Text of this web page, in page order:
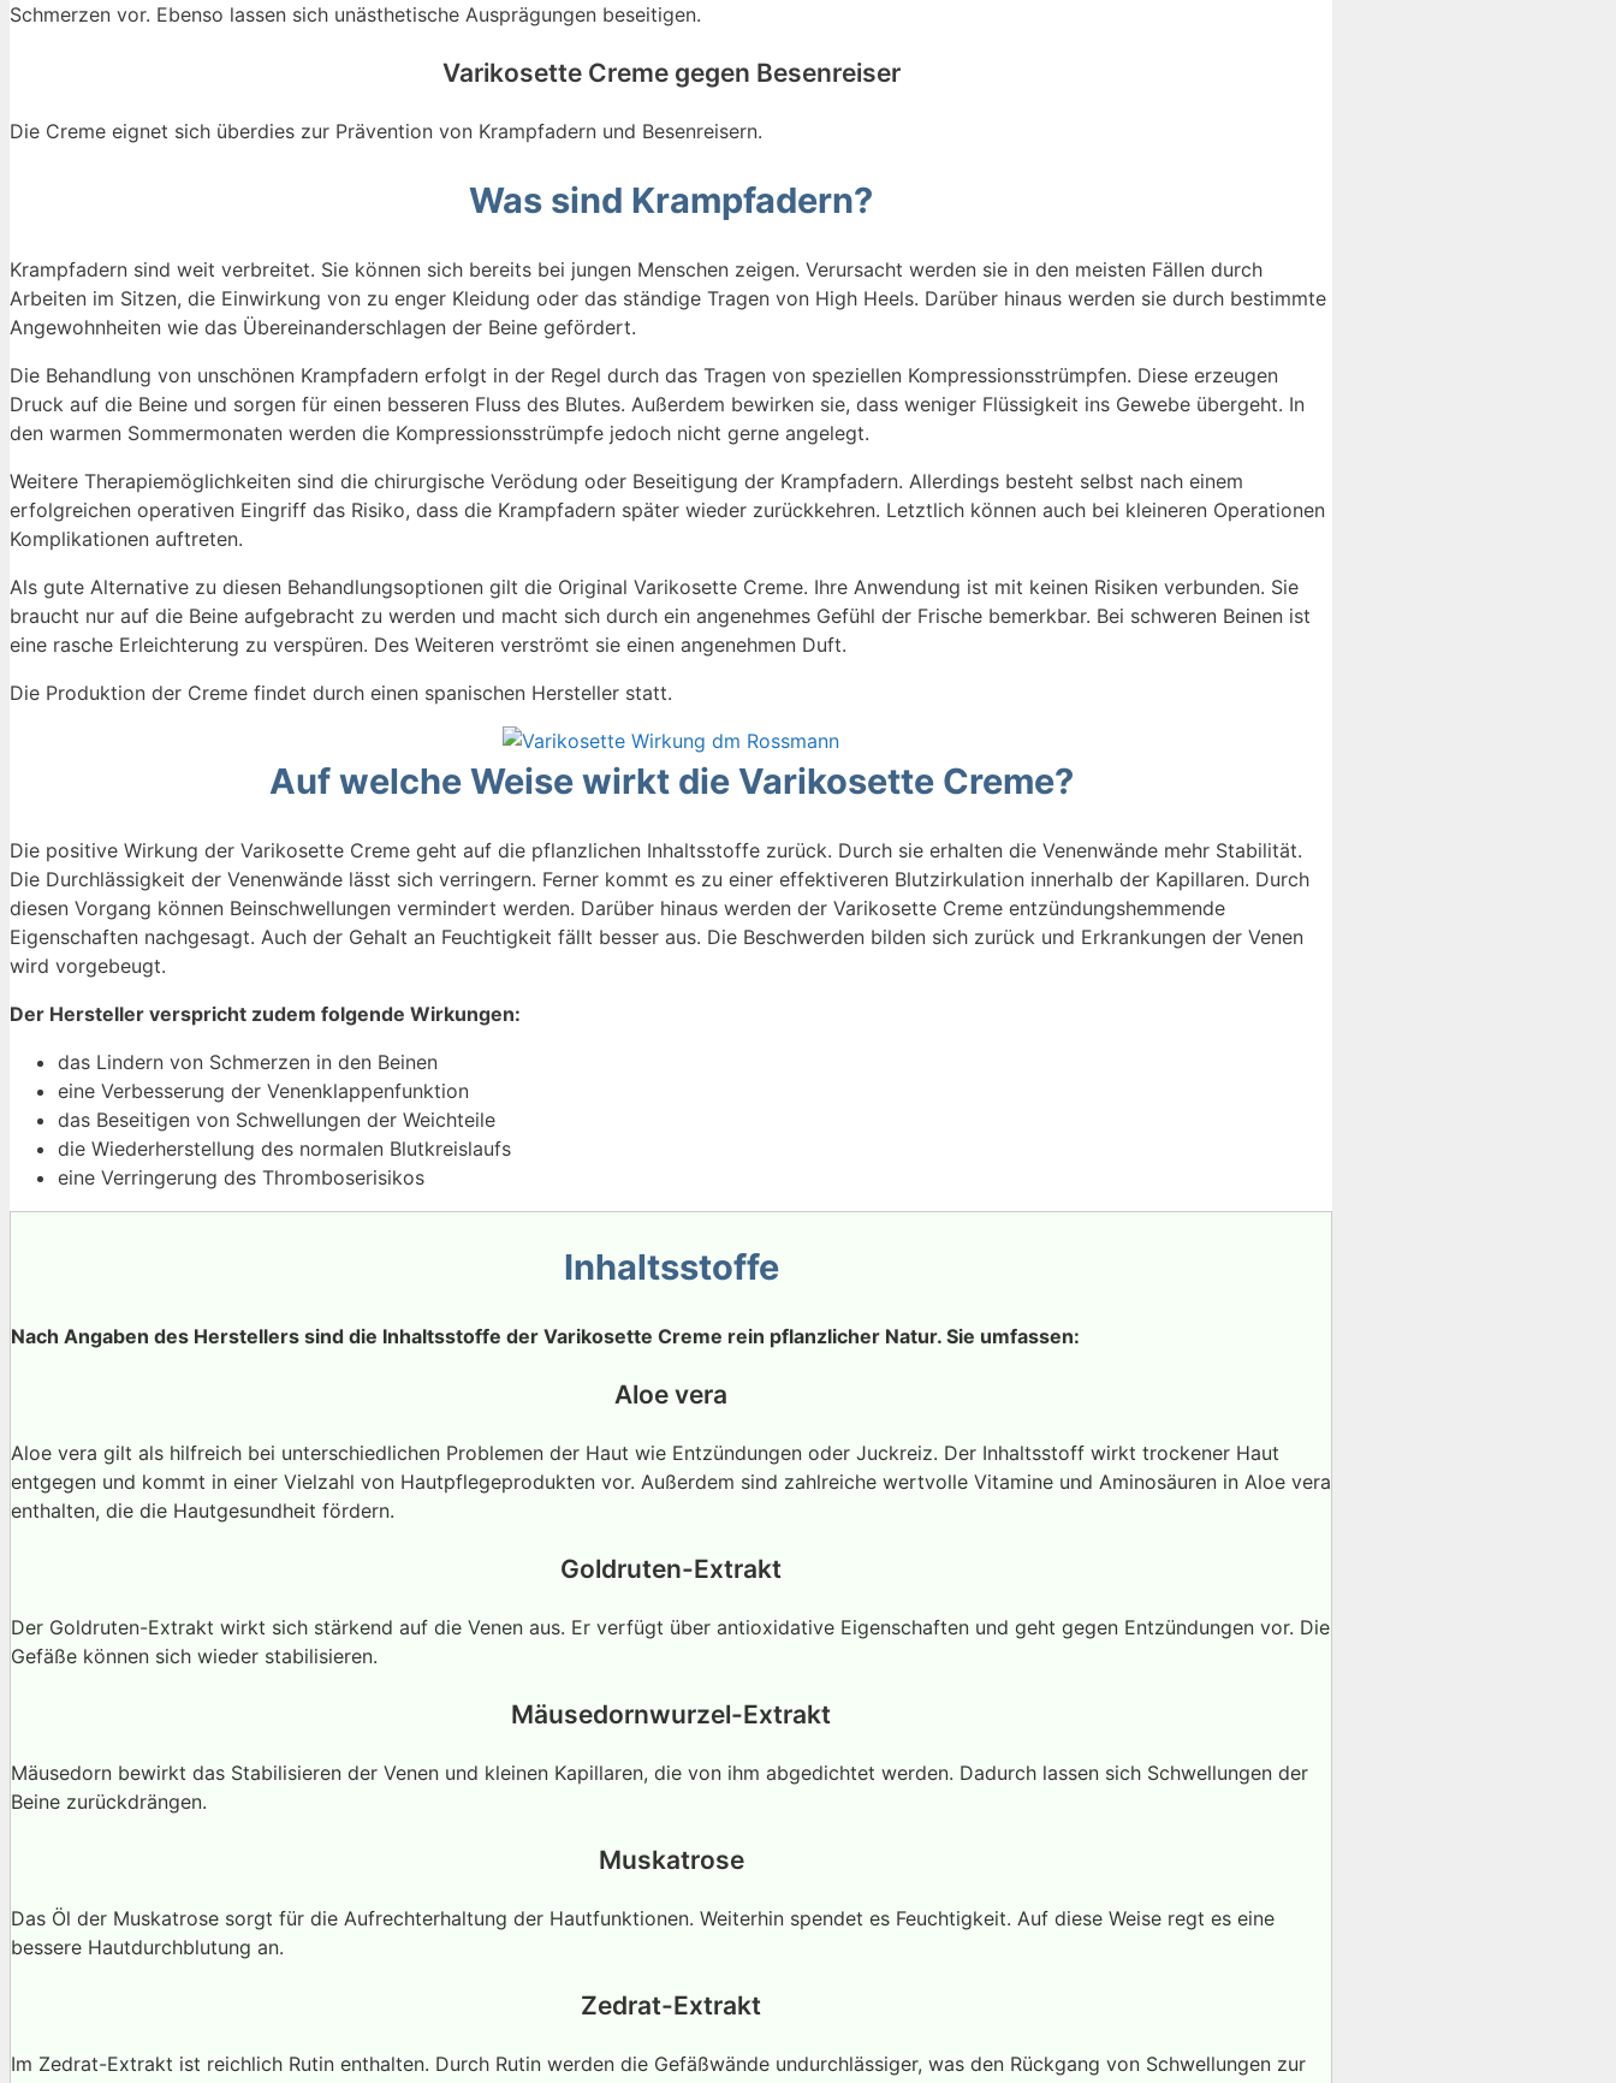
Schmerzen vor. Ebenso lassen sich unästhetische Ausprägungen beseitigen.
Varikosette Creme gegen Besenreiser
Die Creme eignet sich überdies zur Prävention von Krampfadern und Besenreisern.
Was sind Krampfadern?
Krampfadern sind weit verbreitet. Sie können sich bereits bei jungen Menschen zeigen. Verursacht werden sie in den meisten Fällen durch
Arbeiten im Sitzen, die Einwirkung von zu enger Kleidung oder das ständige Tragen von High Heels. Darüber hinaus werden sie durch bestimmte
Angewohnheiten wie das Übereinanderschlagen der Beine gefördert.
Die Behandlung von unschönen Krampfadern erfolgt in der Regel durch das Tragen von speziellen Kompressionsstrümpfen. Diese erzeugen
Druck auf die Beine und sorgen für einen besseren Fluss des Blutes. Außerdem bewirken sie, dass weniger Flüssigkeit ins Gewebe übergeht. In
den warmen Sommermonaten werden die Kompressionsstrümpfe jedoch nicht gerne angelegt.
Weitere Therapiemöglichkeiten sind die chirurgische Verödung oder Beseitigung der Krampfadern. Allerdings besteht selbst nach einem
erfolgreichen operativen Eingriff das Risiko, dass die Krampfadern später wieder zurückkehren. Letztlich können auch bei kleineren Operationen
Komplikationen auftreten.
Als gute Alternative zu diesen Behandlungsoptionen gilt die Original Varikosette Creme. Ihre Anwendung ist mit keinen Risiken verbunden. Sie
braucht nur auf die Beine aufgebracht zu werden und macht sich durch ein angenehmes Gefühl der Frische bemerkbar. Bei schweren Beinen ist
eine rasche Erleichterung zu verspüren. Des Weiteren verströmt sie einen angenehmen Duft.
Die Produktion der Creme findet durch einen spanischen Hersteller statt.
Auf welche Weise wirkt die Varikosette Creme?
Die positive Wirkung der Varikosette Creme geht auf die pflanzlichen Inhaltsstoffe zurück. Durch sie erhalten die Venenwände mehr Stabilität.
Die Durchlässigkeit der Venenwände lässt sich verringern. Ferner kommt es zu einer effektiveren Blutzirkulation innerhalb der Kapillaren. Durch
diesen Vorgang können Beinschwellungen vermindert werden. Darüber hinaus werden der Varikosette Creme entzündungshemmende
Eigenschaften nachgesagt. Auch der Gehalt an Feuchtigkeit fällt besser aus. Die Beschwerden bilden sich zurück und Erkrankungen der Venen
wird vorgebeugt.
Der Hersteller verspricht zudem folgende Wirkungen:
das Lindern von Schmerzen in den Beinen
eine Verbesserung der Venenklappenfunktion
das Beseitigen von Schwellungen der Weichteile
die Wiederherstellung des normalen Blutkreislaufs
eine Verringerung des Thromboserisikos
Inhaltsstoffe
Nach Angaben des Herstellers sind die Inhaltsstoffe der Varikosette Creme rein pflanzlicher Natur. Sie umfassen:
Aloe vera
Aloe vera gilt als hilfreich bei unterschiedlichen Problemen der Haut wie Entzündungen oder Juckreiz. Der Inhaltsstoff wirkt trockener Haut
entgegen und kommt in einer Vielzahl von Hautpflegeprodukten vor. Außerdem sind zahlreiche wertvolle Vitamine und Aminosäuren in Aloe vera
enthalten, die die Hautgesundheit fördern.
Goldruten-Extrakt
Der Goldruten-Extrakt wirkt sich stärkend auf die Venen aus. Er verfügt über antioxidative Eigenschaften und geht gegen Entzündungen vor. Die
Gefäße können sich wieder stabilisieren.
Mäusedornwurzel-Extrakt
Mäusedorn bewirkt das Stabilisieren der Venen und kleinen Kapillaren, die von ihm abgedichtet werden. Dadurch lassen sich Schwellungen der
Beine zurückdrängen.
Muskatrose
Das Öl der Muskatrose sorgt für die Aufrechterhaltung der Hautfunktionen. Weiterhin spendet es Feuchtigkeit. Auf diese Weise regt es eine
bessere Hautdurchblutung an.
Zedrat-Extrakt
Im Zedrat-Extrakt ist reichlich Rutin enthalten. Durch Rutin werden die Gefäßwände undurchlässiger, was den Rückgang von Schwellungen zur